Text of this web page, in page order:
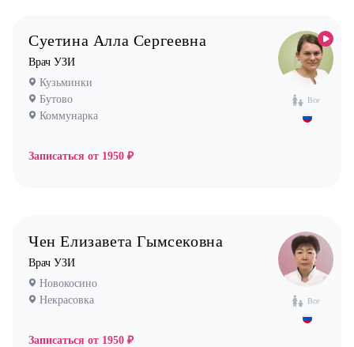
Все
Суетина Алла Сергеевна
Врач УЗИ
Кузьминки
Бутово
Коммунарка
Записаться от 1950 ₽
Все
Чен Елизавета Гымсековна
Врач УЗИ
Новокосино
Некрасовка
Записаться от 1950 ₽